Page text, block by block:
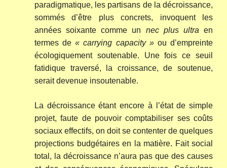
paradigmatique, les partisans de la décroissance,
sommés d’être plus concrets, invoquent les
années soixante comme un nec plus ultra en
termes de« carrying capacity »ou d’empreinte
écologiquement soutenable. Une fois ce seuil
fatidique traversé, la croissance, de soutenue,
serait devenue insoutenable.
La décroissance étant encore à l’état de simple
projet, faute de pouvoir comptabiliser ses coûts
sociaux effectifs, on doit se contenter de quelques
projections budgétaires en la matière. Fait social
total, la décroissance n’aura pas que des causes